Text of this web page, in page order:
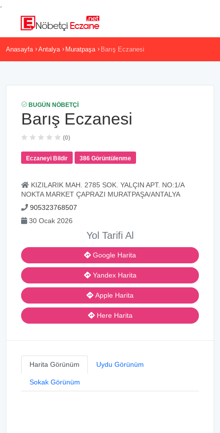
Anasayfa Antalya Muratpaşa Barış Eczanesi
BUGÜN NÖBETÇI
Barış Eczanesi
(0)
Eczaneyi Bildir 386 Görüntülenme
KIZILARIK MAH. 2785 SOK. YALÇIN APT. NO:1/A
NOKTA MARKET ÇAPRAZI MURATPAŞA/ANTALYA
905323768507
30 Ocak 2026
Yol Tarifi Al
Google Harita
Yandex Harita
Apple Harita
Here Harita
Harita Görünüm Uydu Görünüm
Sokak Görünüm